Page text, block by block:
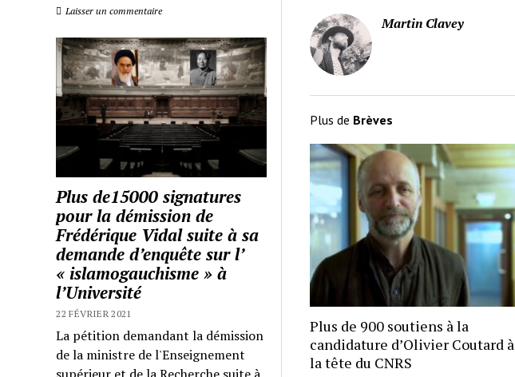
Laisser un commentaire
Plus de15000 signatures
pour la démission de
Frédérique Vidal suite à sa
demande d’enquête sur l’
« islamogauchisme » à
l’Université
22 FÉVRIER 2021
La pétition demandant la démission
de la ministre de l'Enseignement
Martin Clavey
Plus de Brèves
Plus de 900 soutiens à la
candidature d’Olivier Coutard à
la tête du CNRS